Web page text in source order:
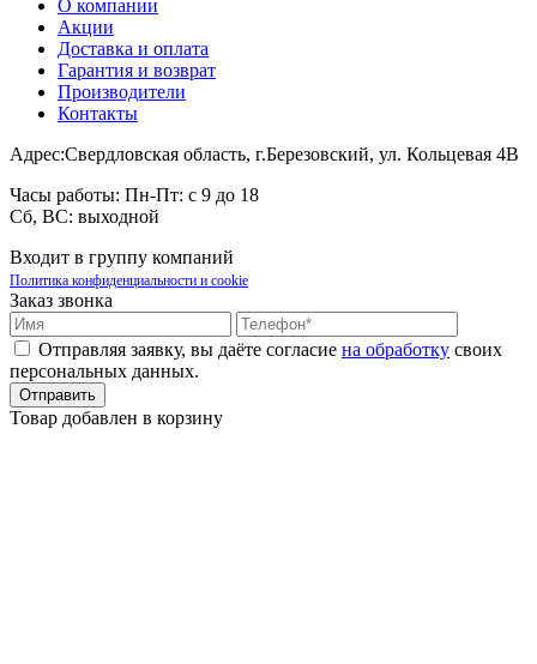
О компании
Акции
Доставка и оплата
Гарантия и возврат
Производители
Контакты
Адрес:Свердловская область, г.Березовский, ул. Кольцевая 4В
Часы работы: Пн-Пт: с 9 до 18
Сб, ВС: выходной
Входит в группу компаний
Политика конфиденциальности и cookie
Заказ звонка
Отправляя заявку, вы даёте согласие на обработку своих
персональных данных.
Товар добавлен в корзину